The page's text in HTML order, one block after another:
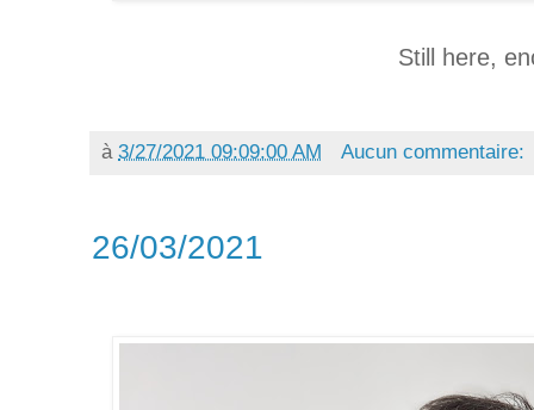
Still here,
à 3/27/2021 09:09:00 AM Aucun commentaire:
26/03/2021